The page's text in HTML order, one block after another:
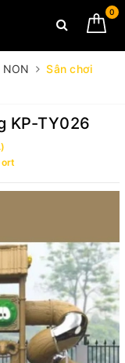
0
NON
Sân chơi
KP-TY026